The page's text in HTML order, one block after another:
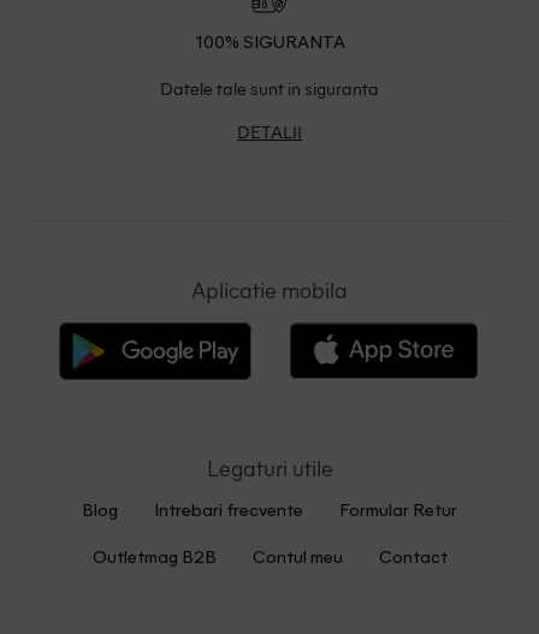
100% SIGURANTA
Datele tale sunt in siguranta
DETALII
Aplicatie mobila
Legaturi utile
Blog Intrebari frecvente Formular Retur
Outletmag B2B Contul meu Contact